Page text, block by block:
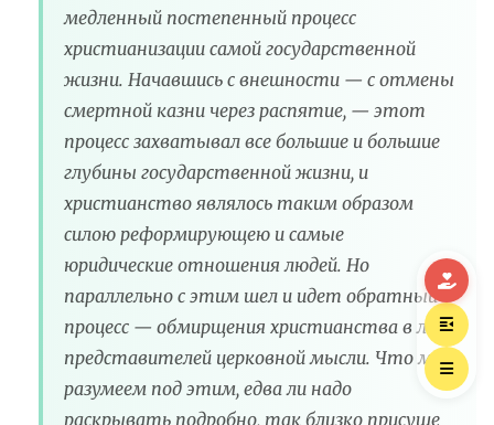
медленный постепенный процесс
христианизации самой государственной
жизни. Начавшись с внешности — с отмены
смертной казни через распятие, — этот
процесс захватывал все большие и большие
глубины государственной жизни, и
христианство являлось таким образом
силою реформирующею и самые
юридические отношения людей. Но
параллельно с этим шел и идет обратный
процесс — обмирщения христианства в лице
представителей церковной мысли. Что мы
разумеем под этим, едва ли надо
раскрывать подробно, так близко присуще